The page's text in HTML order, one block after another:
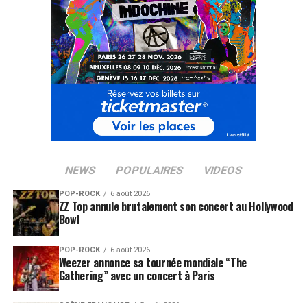
NEWS POPULAIRES VIDEOS
POP-ROCK 6 août 2026
ZZ Top annule brutalement son concert au Hollywood
Bowl
POP-ROCK 6 août 2026
Weezer annonce sa tournée mondiale “The
Gathering” avec un concert à Paris